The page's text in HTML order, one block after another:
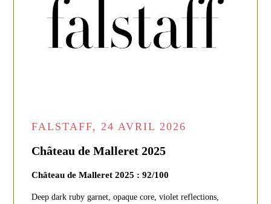
FALSTAFF, 24 AVRIL 2026
Château de Malleret 2025
Château de Malleret 2025 : 92/100
Deep dark ruby garnet, opaque core, violet reflections,